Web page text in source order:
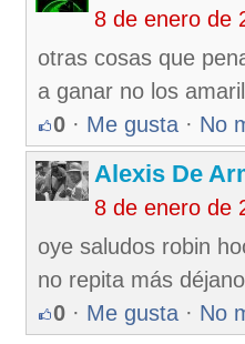
8 de enero de
otras cosas que
a ganar no los
0 · Me gusta · No
Alexis De
8 de enero de
oye saludos robin
no repita más
0 · Me gusta · No